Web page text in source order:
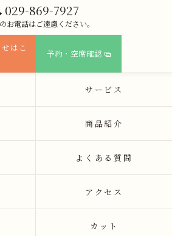
029-869-7927
お電話はご遠慮ください。
はこ
予約・空席確認
サービス
商品紹介
よくある質問
アクセス
カット